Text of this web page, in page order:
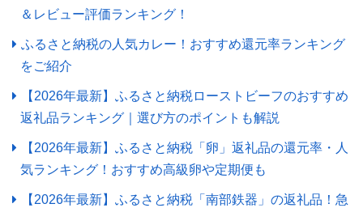
＆レビュー評価ランキング！
ふるさと納税の人気カレー！おすすめ還元率ランキング
をご紹介
【2026年最新】ふるさと納税ローストビーフのおすすめ
返礼品ランキング｜選び方のポイントも解説
【2026年最新】ふるさと納税「卵」返礼品の還元率・人
気ランキング！おすすめ高級卵や定期便も
【2026年最新】ふるさと納税「南部鉄器」の返礼品！急